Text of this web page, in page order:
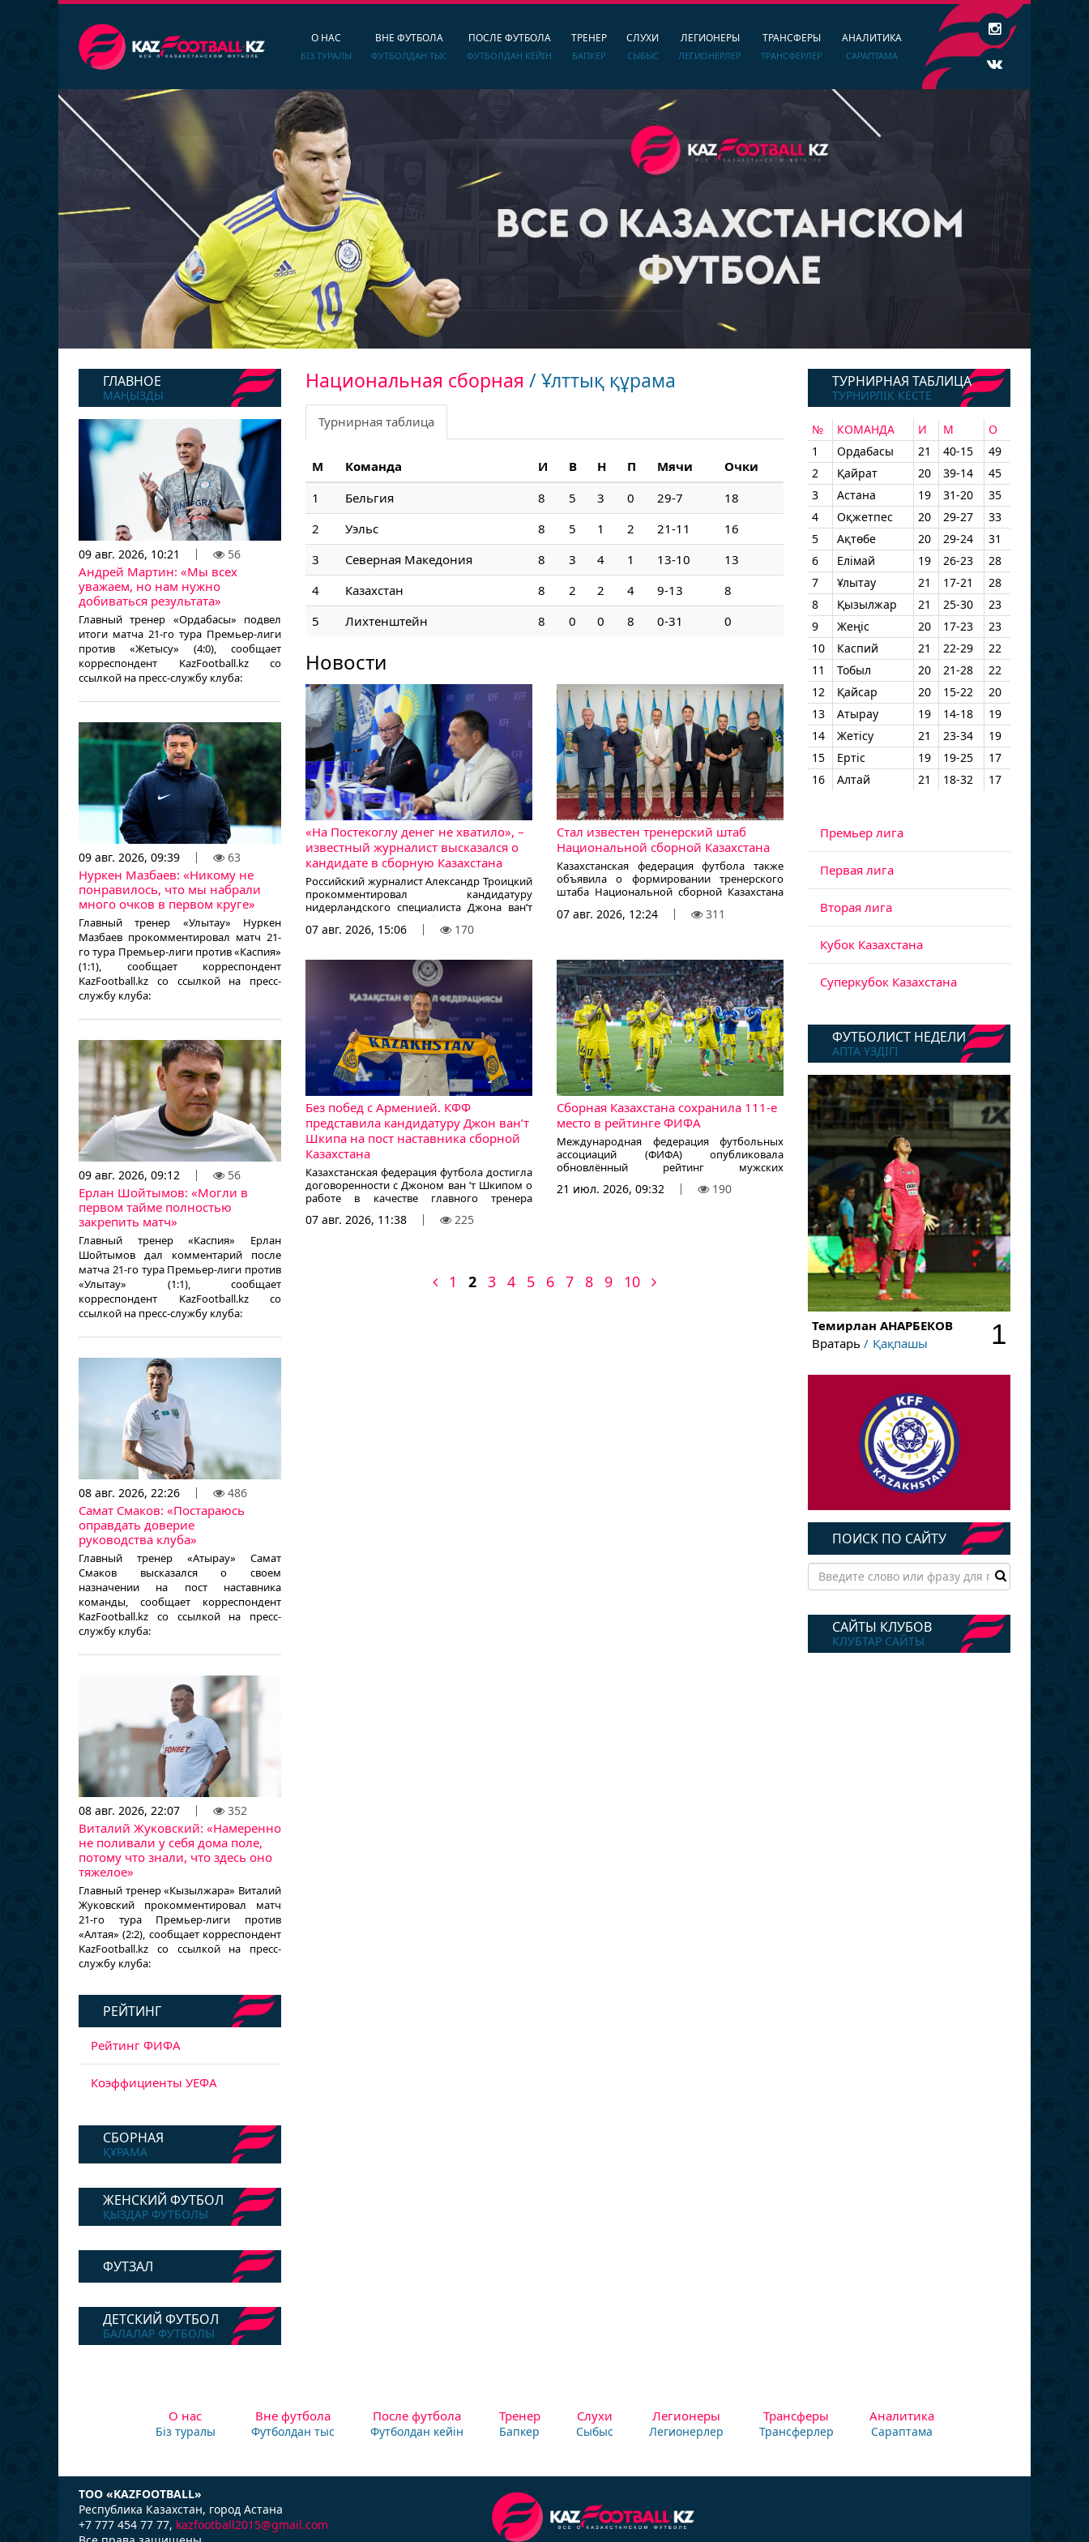
О НАС
БІЗ ТУРАЛЫ
ВНЕ ФУТБОЛА
ФУТБОЛДАН ТЫС
ПОСЛЕ ФУТБОЛА
ФУТБОЛДАН КЕЙІН
ТРЕНЕР
БАПКЕР
СЛУХИ
СЫБЫС
ЛЕГИОНЕРЫ
ЛЕГИОНЕРЛЕР
ТРАНСФЕРЫ
ТРАНСФЕРЛЕР
АНАЛИТИКА
САРАПТАМА
ГЛАВНОЕ
МАҢЫЗДЫ
09 авг. 2026, 10:21 56
Андрей Мартин: «Мы всех
уважаем, но нам нужно
добиваться результата»
Главный тренер «Ордабасы» подвел
итоги матча 21-го тура Премьер-лиги
против «Жетысу» (4:0), сообщает
корреспондент KazFootball.kz со
ссылкой на пресс-службу клуба:
09 авг. 2026, 09:39 63
Нуркен Мазбаев: «Никому не
понравилось, что мы набрали
много очков в первом круге»
Главный тренер «Улытау» Нуркен
Мазбаев прокомментировал матч 21-
го тура Премьер-лиги против «Каспия»
(1:1), сообщает корреспондент
KazFootball.kz со ссылкой на пресс-
службу клуба:
09 авг. 2026, 09:12 56
Ерлан Шойтымов: «Могли в
первом тайме полностью
закрепить матч»
Главный тренер «Каспия» Ерлан
Шойтымов дал комментарий после
матча 21-го тура Премьер-лиги против
«Улытау» (1:1), сообщает
корреспондент KazFootball.kz со
ссылкой на пресс-службу клуба:
08 авг. 2026, 22:26 486
Самат Смаков: «Постараюсь
оправдать доверие
руководства клуба»
Главный тренер «Атырау» Самат
Смаков высказался о своем
назначении на пост наставника
команды, сообщает корреспондент
KazFootball.kz со ссылкой на пресс-
службу клуба:
08 авг. 2026, 22:07 352
Виталий Жуковский: «Намеренно
не поливали у себя дома поле,
потому что знали, что здесь оно
тяжелое»
Главный тренер «Кызылжара» Виталий
Жуковский прокомментировал матч
21-го тура Премьер-лиги против
«Алтая» (2:2), сообщает корреспондент
KazFootball.kz со ссылкой на пресс-
службу клуба:
РЕЙТИНГ
Рейтинг ФИФА
Коэффициенты УЕФА
СБОРНАЯ
ҚҰРАМА
ЖЕНСКИЙ ФУТБОЛ
ҚЫЗДАР ФУТБОЛЫ
ФУТЗАЛ
ДЕТСКИЙ ФУТБОЛ
БАЛАЛАР ФУТБОЛЫ
Национальная сборная / Ұлттық құрама
Турнирная таблица
М Команда И В Н П Мячи
Очки
1
Бельгия 8 5 3 0 29-7
18
2
Уэльс 8 5 1 2 21-11
16
3
Северная Македония 8 3 4 1 13-10
13
4
Казахстан 8 2 2 4 9-13
8
5
Лихтенштейн 8 0 0 8 0-31 0
Новости
«На Постекоглу денег не хватило», –
известный журналист высказался о
кандидате в сборную Казахстана
Российский журналист Александр Троицкий
прокомментировал кандидатуру
нидерландского специалиста Джона ван’т
Шкипа, который в ближайшее время
должен возглавить сборную Казахстана,
07 авг. 2026, 15:06 170
Стал известен тренерский штаб
Национальной сборной Казахстана
Казахстанская федерация футбола также
объявила о формировании тренерского
штаба Национальной сборной Казахстана
сообщает корреспондент KazFootball.kz со
07 авг. 2026, 12:24 311
Без побед с Арменией. КФФ
представила кандидатуру Джон ван’т
Шкипа на пост наставника сборной
Казахстана
Казахстанская федерация футбола достигла
договоренности с Джоном ван ’т Шкипом о
работе в качестве главного тренера
национальной сборной, сообщает
корреспондент KazFootball.kz со ссылкой на
07 авг. 2026, 11:38 225
Сборная Казахстана сохранила 111-е
место в рейтинге ФИФА
Международная федерация футбольных
ассоциаций (ФИФА) опубликовала
обновлённый рейтинг мужских
национальных сборных, сообщает
корреспондент KazFootball.kz.
21 июл. 2026, 09:32 190
1 2 3 4 5 6 7 8 9 10
ТУРНИРНАЯ ТАБЛИЦА
ТУРНИРЛІК КЕСТЕ
№ КОМАНДА И М
О
1
Ордабасы 21 40-15
49
2
Қайрат 20 39-14
45
3
Астана 19 31-20
35
4
Оқжетпес 20 29-27
33
5
Ақтөбе 20 29-24
31
6
Елімай 19 26-23
28
7
Ұлытау 21 17-21
28
8
Қызылжар 21 25-30
23
9
Жеңіс 20 17-23
23
10
Каспий 21 22-29
22
11
Тобыл 20 21-28
22
12
Қайсар 20 15-22
20
13
Атырау 19 14-18
19
14
Жетісу 21 23-34
19
15
Ертіс 19 19-25
17
16
Алтай 21 18-32 17
Премьер лига
Первая лига
Вторая лига
Кубок Казахстана
Суперкубок Казахстана
ФУТБОЛИСТ НЕДЕЛИ
АПТА ҮЗДІГІ
Темирлан АНАРБЕКОВ
Вратарь
Қақпашы 1
ПОИСК ПО САЙТУ
САЙТЫ КЛУБОВ
КЛУБТАР САЙТЫ
О нас
Біз туралы
Вне футбола
Футболдан тыс
После футбола
Футболдан кейін
Тренер
Бапкер
Слухи
Сыбыс
Легионеры
Легионерлер
Трансферы
Трансферлер
Аналитика
Сараптама
ТОО «KAZFOOTBALL»
Республика Казаxстан, город Астана
+7 777 454 77 77, kazfootball2015@gmail.com